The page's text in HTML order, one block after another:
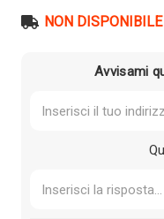
era:
NON DISPONIBILE
Avvisami